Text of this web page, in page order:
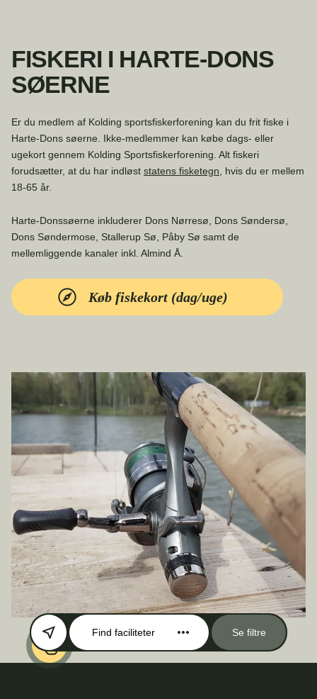
FISKERI I HARTE-DONS
SØERNE
Er du medlem af Kolding sportsfiskerforening kan du frit fiske i
Harte-Dons søerne. Ikke-medlemmer kan købe dags- eller
ugekort gennem Kolding Sportsfiskerforening. Alt fiskeri
forudsætter, at du har indløst statens fisketegn , hvis du er mellem
18-65 år.
Harte-Donssøerne inkluderer Dons Nørresø, Dons Søndersø,
Dons Søndermose, Stallerup Sø, Påby Sø samt de
mellemliggende kanaler inkl. Almind Å.
Køb fiskekort (dag/uge)
Find faciliteter Se filtre